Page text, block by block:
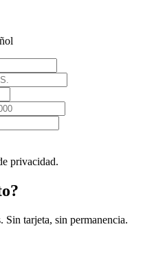
privacidad.
Sin tarjeta, sin permanencia.